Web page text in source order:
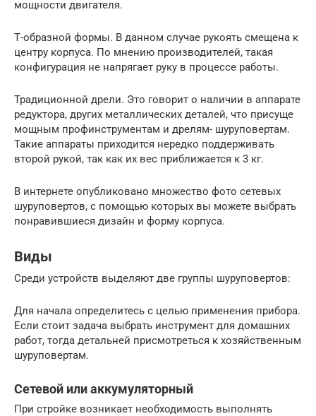
мощности двигателя.
Т-образной формы. В данном случае рукоять смещена к
центру корпуса. По мнению производителей, такая
конфигурация не напрягает руку в процессе работы.
Традиционной дрели. Это говорит о наличии в аппарате
редуктора, других металлических деталей, что присуще
мощным профинструментам и дрелям- шуруповертам.
Такие аппараты приходится нередко поддерживать
второй рукой, так как их вес приближается к 3 кг.
В интернете опубликовано множество фото сетевых
шуруповертов, с помощью которых вы можете выбрать
понравившиеся дизайн и форму корпуса.
Виды
Среди устройств выделяют две группы шуруповертов:
Для начала определитесь с целью применения прибора.
Если стоит задача выбрать инструмент для домашних
работ, тогда детальней присмотреться к хозяйственным
шуруповертам.
Сетевой или аккумуляторный
При стройке возникает необходимость выполнять